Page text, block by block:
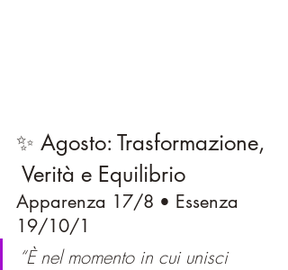
✨ Agosto: Trasformazione,
Verità e Equilibrio
Apparenza 17/8 • Essenza
19/10/1
“È nel momento in cui unisci